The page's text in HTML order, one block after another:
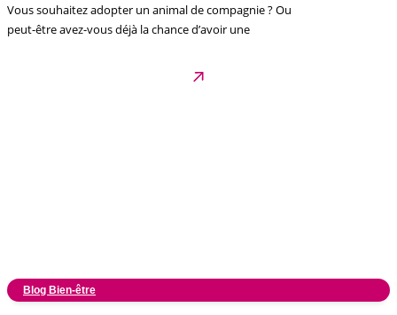
Vous souhaitez adopter un animal de compagnie ? Ou
peut-être avez-vous déjà la chance d’avoir une
Blog Bien-être